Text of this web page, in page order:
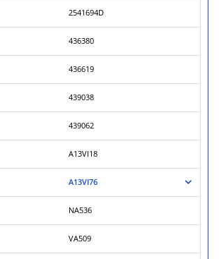
2541694D
436380
436619
439038
439062
A13VI18
A13VI76
NA536
VA509